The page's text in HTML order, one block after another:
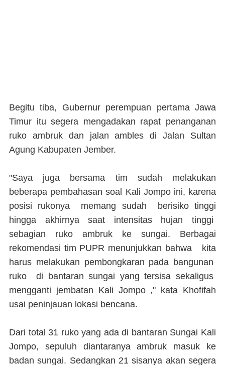
Begitu tiba, Gubernur perempuan pertama Jawa
Timur itu segera mengadakan rapat penanganan
ruko ambruk dan jalan ambles di Jalan Sultan
Agung Kabupaten Jember.
"Saya juga bersama tim sudah melakukan
beberapa pembahasan soal Kali Jompo ini, karena
posisi rukonya memang sudah berisiko tinggi
hingga akhirnya saat intensitas hujan tinggi
sebagian ruko ambruk ke sungai. Berbagai
rekomendasi tim PUPR menunjukkan bahwa kita
harus melakukan pembongkaran pada bangunan
ruko di bantaran sungai yang tersisa sekaligus
mengganti jembatan Kali Jompo ," kata Khofifah
usai peninjauan lokasi bencana.
Dari total 31 ruko yang ada di bantaran Sungai Kali
Jompo, sepuluh diantaranya ambruk masuk ke
badan sungai. Sedangkan 21 sisanya akan segera